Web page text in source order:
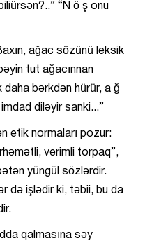
“N ö ş onu
ağac sözünü leksik
tut ağacınnan
daha bərkdən hürür, a ğ
diləyir sanki...”
normaları pozur:
verimli torpaq”,
yüngül sözlərdir.
də işlədir ki, təbii, bu da
qalmasına səy